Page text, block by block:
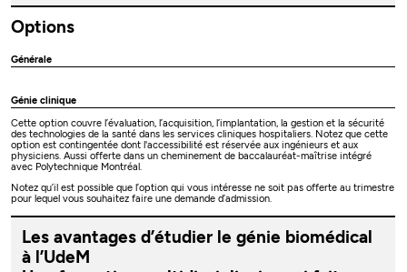
Options
Générale
Génie clinique
Cette option couvre l’évaluation, l’acquisition, l’implantation, la gestion et la sécurité
des technologies de la santé dans les services cliniques hospitaliers. Notez que cette
option est contingentée dont l'accessibilité est réservée aux ingénieurs et aux
physiciens. Aussi offerte dans un cheminement de baccalauréat-maîtrise intégré
avec Polytechnique Montréal.
Notez qu’il est possible que l’option qui vous intéresse ne soit pas offerte au trimestre
pour lequel vous souhaitez faire une demande d’admission.
Les avantages d’étudier le génie biomédical
à l’UdeM